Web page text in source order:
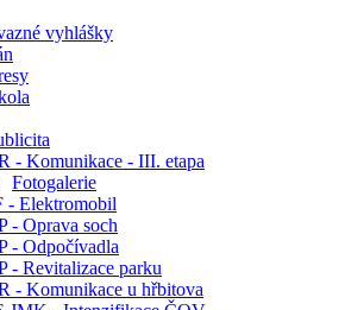
vyhlášky
- Komunikace - III. etapa
Fotogalerie
- Elektromobil
- Oprava soch
- Odpočívadla
- Revitalizace parku
- Komunikace u hřbitova